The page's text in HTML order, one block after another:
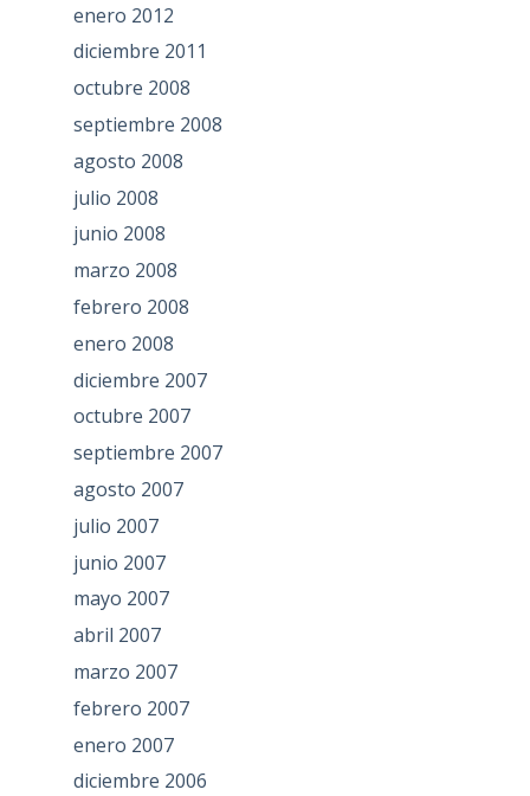
enero 2012
diciembre 2011
octubre 2008
septiembre 2008
agosto 2008
julio 2008
junio 2008
marzo 2008
febrero 2008
enero 2008
diciembre 2007
octubre 2007
septiembre 2007
agosto 2007
julio 2007
junio 2007
mayo 2007
abril 2007
marzo 2007
febrero 2007
enero 2007
diciembre 2006